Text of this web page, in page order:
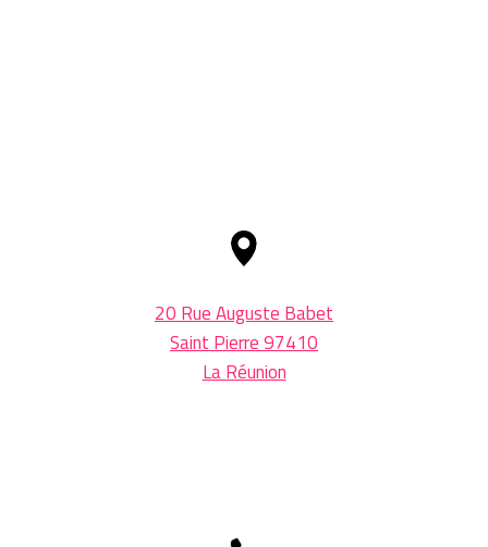
20 Rue Auguste Babet
Saint Pierre 97410
La Réunion